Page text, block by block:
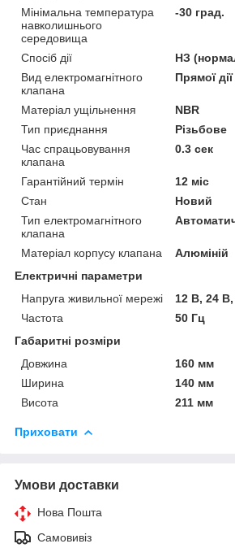
Мінімальна температура
навколишнього
середовища
-30 град.
Спосіб дії
НЗ
Вид електромагнітного
клапана
Прямої
Матеріал ущільнення
NBR
Тип приєднання
Різьбове
Час спрацьовування
клапана
0.3 сек
Гарантійний термін
12 міс
Стан
Новий
Тип електромагнітного
клапана
Матеріал корпусу клапана
Алюміній
Електричні параметри
Напруга живильної мережі
12 В, 24
Частота
50 Гц
Габаритні розміри
Довжина
160 мм
Ширина
140 мм
Висота
211 мм
Приховати
Умови доставки
Нова Пошта
Самовивіз